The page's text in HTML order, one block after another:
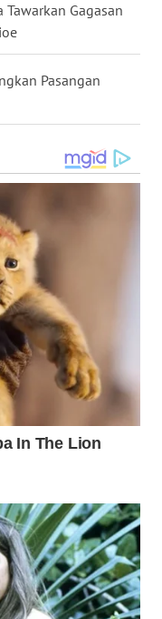
Tawarkan Gagasan
Pasangan